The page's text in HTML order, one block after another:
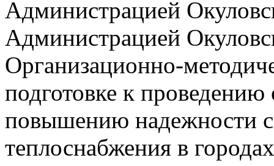
Администрацией
Администрацией
Организационно-
подготовке к
повышению надежности
теплоснабжения в